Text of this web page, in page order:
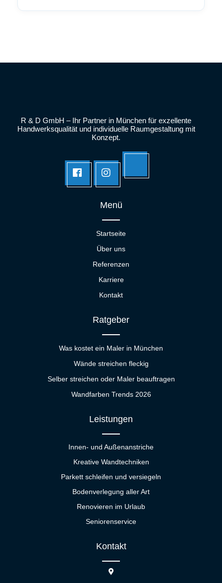
R & D GmbH – Ihr Partner in München für exzellente
Handwerksqualität und individuelle Raumgestaltung mit
Konzept.
facebookInstagram
Menü
Startseite
Über uns
Referenzen
Karriere
Kontakt
Ratgeber
Was kostet ein Maler in München
Wände streichen fleckig
Selber streichen oder Maler beauftragen
Wandfarben Trends 2026
Leistungen
Innen- und Außenanstriche
Kreative Wandtechniken
Parkett schleifen und versiegeln
Bodenverlegung aller Art
Renovieren im Urlaub
Seniorenservice
Kontakt